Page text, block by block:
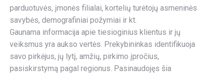
parduotuvės, įmonės filialai, kortelių turėtojų asmeninės
savybės, demografiniai požymiai ir kt.
Gaunama informacija apie tiesioginius klientus ir jų
veiksmus yra aukso vertės. Prekybininkas identifikuoja
savo pirkėjus, jų lytį, amžių, pirkimo įpročius,
pasiskirstymą pagal regionus. Pasinaudojęs šia